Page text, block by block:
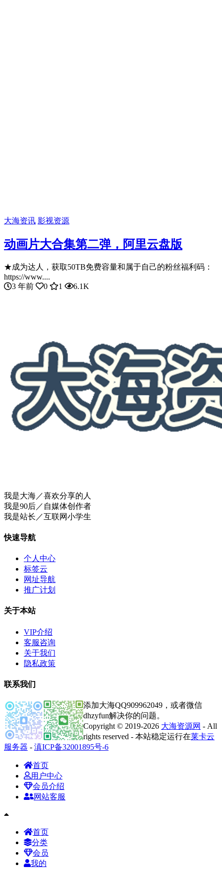
大海资讯 影视资源
动画片大合集第二弹，阿里云盘版
★成为达人，获取50TB免费容量和属于自己的粉丝福利码：
https://www....
3 年前
0 1 6.1K
我是大海／喜欢分享的人
我是90后／自媒体创作者
我是站长／互联网小学生
快速导航
个人中心
标签云
网址导航
推广计划
关于本站
VIP介绍
客服咨询
关于我们
隐私政策
联系我们
添加大海QQ909962049，或者微信
dhzyfun解决你的问题。
Copyright © 2019-2026 大海资源网 - All
rights reserved - 本站稳定运行在莱卡云
服务器 - 滇ICP备32001895号-6
首页
用户中心
会员介绍
网站客服
首页
分类
会员
我的